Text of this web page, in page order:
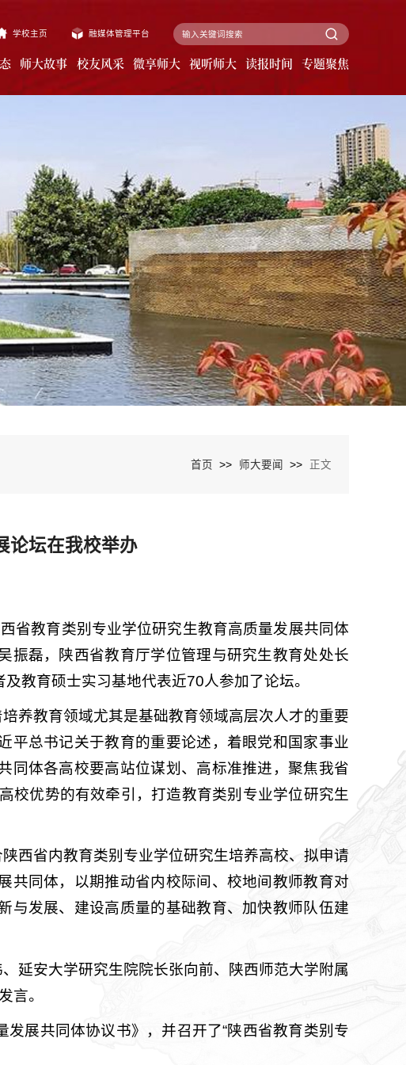
学校主页 融媒体管理平台
师大故事 校友风采 微享师大 视听师大 读报时间 专题聚焦
首页 >> 师大要闻 >> 正文
论坛在我校举办
省教育类别专业学位研究生教育高质量发展共同体
振磊，陕西省教育厅学位管理与研究生教育处处长
教育硕士实习基地代表近70人参加了论坛。
养教育领域尤其是基础教育领域高层次人才的重要
平总书记关于教育的重要论述，着眼党和国家事业
同体各高校要高站位谋划、高标准推进，聚焦我省
校优势的有效牵引，打造教育类别专业学位研究生
西省内教育类别专业学位研究生培养高校、拟申请
共同体，以期推动省内校际间、校地间教师教育对
与发展、建设高质量的基础教育、加快教师队伍建
延安大学研究生院院长张向前、陕西师范大学附属
言。
展共同体协议书》，并召开了“陕西省教育类别专